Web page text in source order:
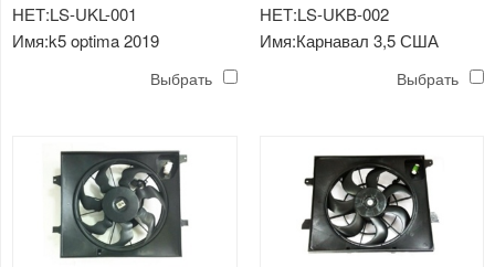
НЕТ:LS-UKL-001
Имя:k5 optima 2019
Выбрать
НЕТ:LS-UKB-002
Имя:Карнавал 3,5 США
Выбрать